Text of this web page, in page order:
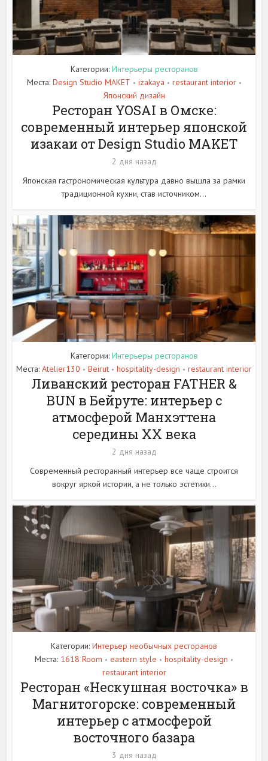
Категории: Интерьеры ресторанов
Места: Design Studio MAKET • izakaya • restaurant interior •
Японский дизайн
Ресторан YOSAI в Омске:
современный интерьер японской
изакаи от Design Studio MAKET
2 дня назад
Японская гастрономическая культура давно вышла за рамки
традиционной кухни, став источником...
Категории: Интерьеры ресторанов
Места: Atelier130 • Beirut • hospitality-design • restaurant interior
Ливанский ресторан FATHER &
BUN в Бейруте: интерьер с
атмосферой Манхэттена
середины XX века
2 дня назад
Современный ресторанный интерьер все чаще строится
вокруг яркой истории, а не только эстетики...
Категории: Интерьер необычных ресторанов
Места: 1618 Room • eastern style • hospitality-design •
restaurant interior
Ресторан «Нескушная восточка» в
Магнитогорске: современный
интерьер с атмосферой
восточного базара
3 дня назад